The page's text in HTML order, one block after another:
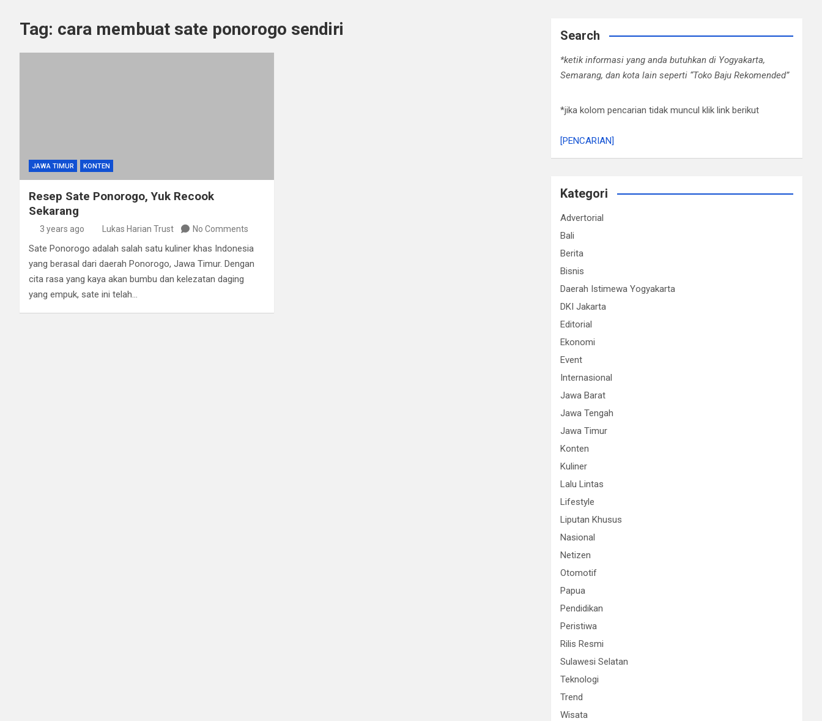
Tag: cara membuat sate ponorogo sendiri
JAWA TIMUR KONTEN
Resep Sate Ponorogo, Yuk Recook
Sekarang
3 years ago Lukas Harian Trust No Comments
Sate Ponorogo adalah salah satu kuliner khas Indonesia
yang berasal dari daerah Ponorogo, Jawa Timur. Dengan
cita rasa yang kaya akan bumbu dan kelezatan daging
yang empuk, sate ini telah…
Search
*ketik informasi yang anda butuhkan di Yogyakarta,
Semarang, dan kota lain seperti “Toko Baju Rekomended”
*jika kolom pencarian tidak muncul klik link berikut
[PENCARIAN]
Kategori
Advertorial
Bali
Berita
Bisnis
Daerah Istimewa Yogyakarta
DKI Jakarta
Editorial
Ekonomi
Event
Internasional
Jawa Barat
Jawa Tengah
Jawa Timur
Konten
Kuliner
Lalu Lintas
Lifestyle
Liputan Khusus
Nasional
Netizen
Otomotif
Papua
Pendidikan
Peristiwa
Rilis Resmi
Sulawesi Selatan
Teknologi
Trend
Wisata